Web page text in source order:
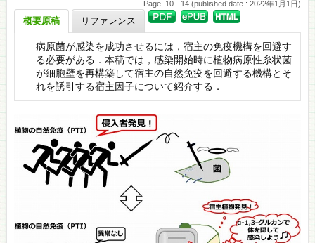
Page. 10 - 14 (published date : 2022年1月1日)
概要原稿 リファレンス
病原菌が感染を成功させるには，宿主の免疫機構を回避す
る必要がある．本稿では，感染開始時に植物病原性糸状菌
が細胞壁を再構築して宿主の自然免疫を回避する機構とそ
れを誘引する宿主因子について紹介する．